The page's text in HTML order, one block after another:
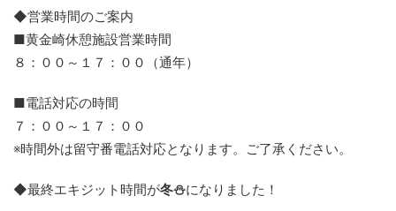
◆営業時間のご案内
■黄金崎休憩施設営業時間
８：００～１７：００（通年）
■電話対応の時間
７：００～１７：００
※時間外は留守番電話対応となります。ご了承ください。
◆最終エキジット時間が冬⛄になりました！